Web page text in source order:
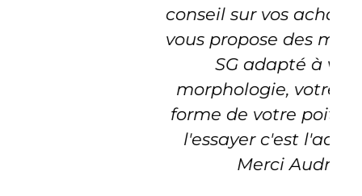
conseil sur vos achats. Audrey
vous propose des marques de
SG adapté à votre
morphologie, votre taille, la
forme de votre poitrine. Bref,
l'essayer c'est l'adopter 😁